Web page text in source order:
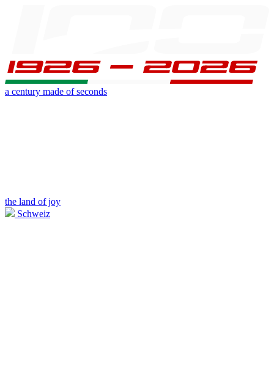
a century made of seconds
the land of joy
Schweiz